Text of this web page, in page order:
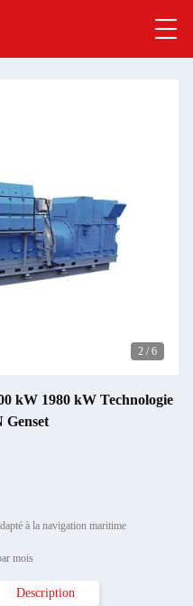
2 / 6
kW 1980 kW Technologie
Genset
à la navigation maritime
mois
Description